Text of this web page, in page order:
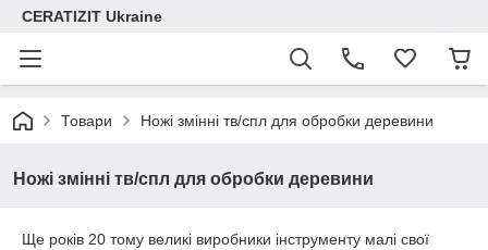
CERATIZIT Ukraine
Товари Ножі змінні тв/спл для обробки деревини
Ножі змінні тв/спл для обробки деревини
Ще років 20 тому великі виробники інструменту малі свої